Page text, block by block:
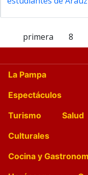
primera 8
La Pampa
Espectáculos
Turismo
Salud
Culturales
Cocina y